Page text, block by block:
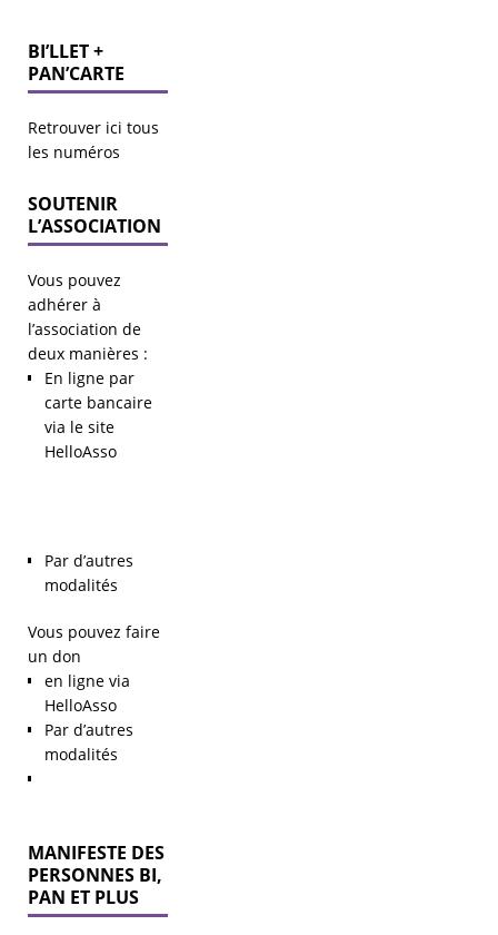
BI’LLET +
PAN’CARTE
Retrouver ici tous
les numéros
SOUTENIR
L’ASSOCIATION
Vous pouvez
adhérer à
l’association de
deux manières :
En ligne par
carte bancaire
via le site
HelloAsso
Par d’autres
modalités
Vous pouvez faire
un don
en ligne via
HelloAsso
Par d’autres
modalités
MANIFESTE DES
PERSONNES BI,
PAN ET PLUS